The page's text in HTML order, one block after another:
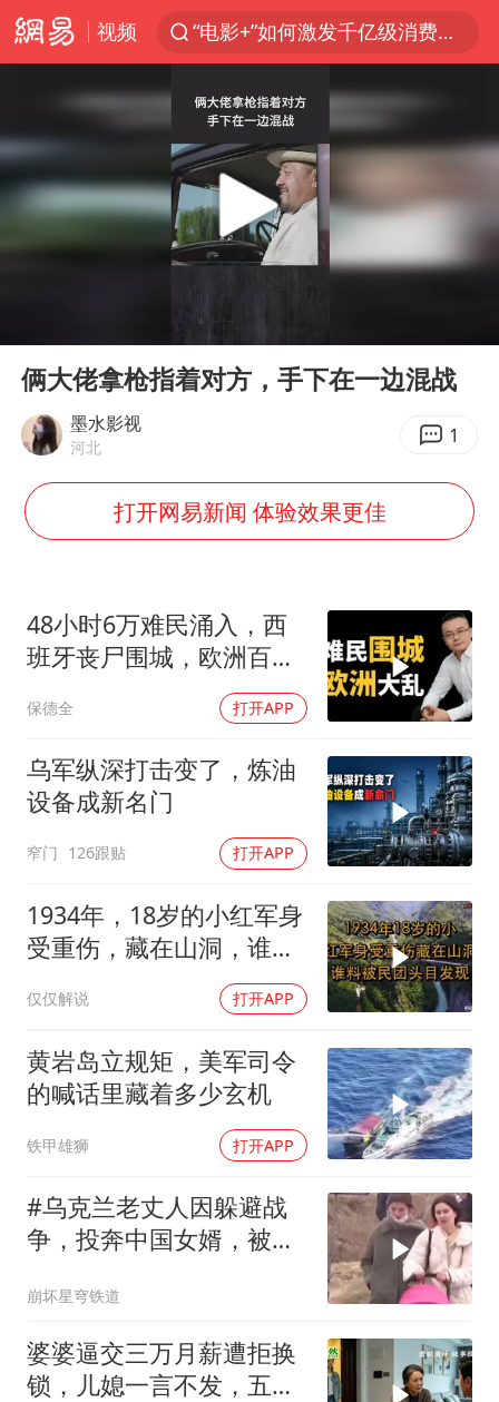
视频
“电影+”如何激发千亿级消费新活力？
台风白海豚加强
中国女篮70-67险胜尼日利亚女篮
四川宜宾高县4.9级地震致1死
秋天的第一杯奶茶到底有多火
国防部：中国军队坚决反制任何闹海挑衅图谋
国乒男单横滨冠军赛全军覆没
38岁演员求职万岁山NPC成功
日本试射“战斧”导弹，国防部回应
胡彦斌韩磊 谁帮谁
“今天得有40℃了吧 为啥还不预警”
夯实基础开新局
Play
俩大佬拿枪指着对方，手下在一边混战
墨水影视
河北 1
打开网易新闻 体验效果更佳
48小时6万难民涌入，西
班牙丧尸围城，欧洲百年
保德全 打开APP
乌军纵深打击变了，炼油
设备成新名门
窄门 126跟贴 打开APP
1934年，18岁的小红军身
受重伤，藏在山洞，谁料
仅仅解说 打开APP
黄岩岛立规矩，美军司令
的喊话里藏着多少玄机
铁甲雄狮 打开APP
#乌克兰老丈人因躲避战
争，投奔中国女婿，被眼
崩坏星穹铁道
婆婆逼交三万月薪遭拒换
锁，儿媳一言不发，五天